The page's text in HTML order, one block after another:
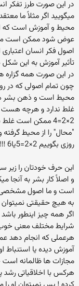
در این صورت طرز تفکر
میگویید اگر مثلاً ما
محیط و آموزش است که
عوض شود ممکن است ما
اصول فکر انسان
تأثیر آموزش به این شکل
در این صورت همه
چون تمام اصولی که در
محیط است و ذهن بشر
غلط ندارد و هرچه هست
2×2=4 ممکن است
"محال" را از محیط
روزی بگوییم 2×2=5یا6 !!!!
این حرف خودتان را زیر
و اصلاً کار بشر به آنجا
است و ما اصول مشخصی
به هیچ حقیقتی
اگر همه چیز اینطور
شرایط مختلف معنی
هرعملی که انجام دهد
آموزش دیده یا استنباط
مجازات ها ظالمانه است
هرکس با اخلاقیاتی